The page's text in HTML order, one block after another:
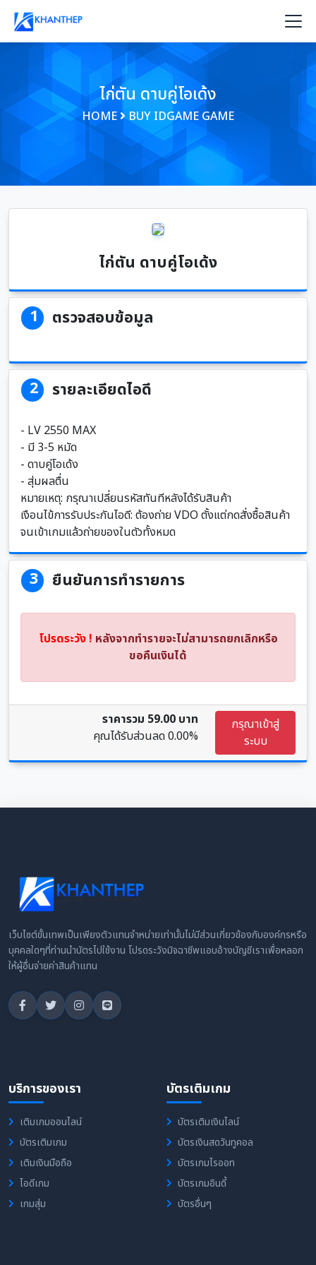
ไก่ตัน ดาบคู่โอเด้ง
HOME BUY IDGAME GAME
ไก่ตัน ดาบคู่โอเด้ง
1 ตรวจสอบข้อมูล
Previous Next
2 รายละเอียดไอดี
- LV 2550 MAX
- มี 3-5 หมัด
- ดาบคู่โอเด้ง
- สุ่มผลตื่น
หมายเหตุ: กรุณาเปลี่ยนรหัสทันทีหลังได้รับสินค้า
เงือนไข้การรับประกันไอดี: ต้องถ่าย VDO ตั้งแต่กดสั่งซื้อสินค้า
จนเข้าเกมแล้วถ่ายของในตัวทั้งหมด
3 ยืนยันการทำรายการ
โปรดระวัง ! หลังจากทำรายจะไม่สามารถยกเลิกหรือ
ขอคืนเงินได้
ราคารวม 59.00 บาท
คุณได้รับส่วนลด0.00%
กรุณาเข้าสู่
ระบบ
เว็บไซต์ขั้นเทพเป็นเพียงตัวแทนจำหน่ายเท่านั้นไม่มีส่วนเกี่ยวข้องกับองค์กรหรือ
บุคคลใดๆที่ท่านนำบัตรไปใช้งาน โปรดระวังมิจฉาชีพแอบอ้างบัญชีเราเพื่อหลอก
ให้ผู้อื่นจ่ายค่าสินค้าแทน
บริการของเรา
เติมเกมออนไลน์
บัตรเติมเกม
เติมเงินมือถือ
ไอดีเกม
เกมสุ่ม
บัตรเติมเกม
บัตรเติมเงินไลน์
บัตรเงินสดวันทูคอล
บัตรเกมไรออท
บัตรเกมอินดี้
บัตรอื่นๆ